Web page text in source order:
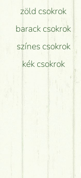
zöld csokrok
barack csokrok
színes csokrok
kék csokrok